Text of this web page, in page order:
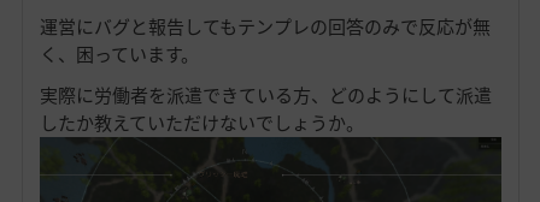
運営にバグと報告してもテンプレの回答のみで反応が無
く、困っています。
実際に労働者を派遣できている方、どのようにして派遣
したか教えていただけないでしょうか。